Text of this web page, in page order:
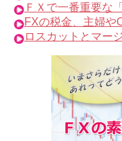
ＦＸで一番重要な
FXの税金、主婦や
ロスカットとマー